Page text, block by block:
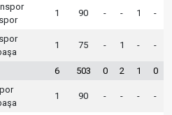
1 90 - - 1 -
1 75 - 1 - -
6 503 0 2 1 0
1 90 - - - -